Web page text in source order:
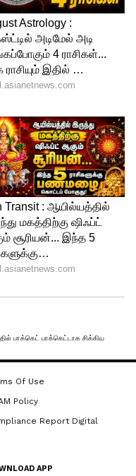
கடத்தி வந்தது
அவர்களிடம்
ஆயிரம்
பறிமுதல்
வெப்பம்
வானிலை
Of Use
Policy
Report Digital
APP